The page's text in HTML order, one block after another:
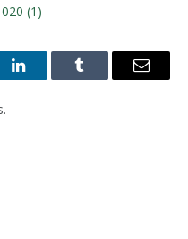
(1)
LinkedInTumblr
E-